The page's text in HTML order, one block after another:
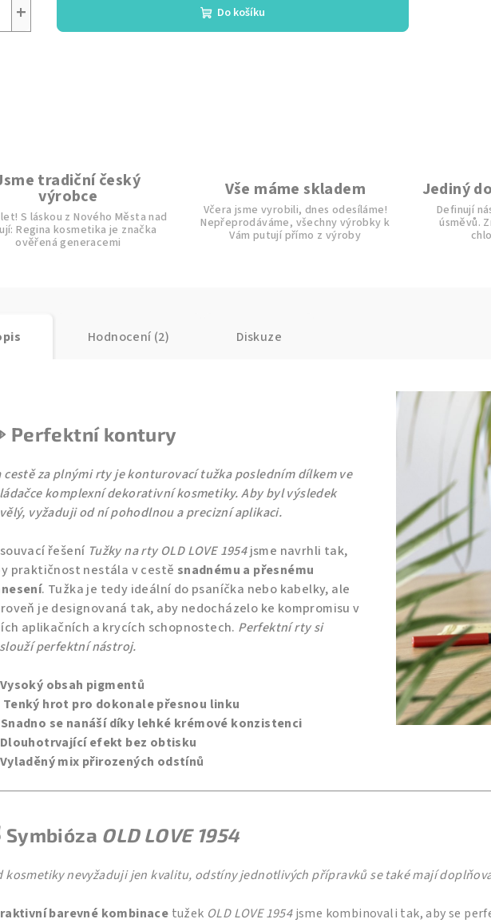
+ Do košíku
tradiční český
výrobce
S láskou z Nového Města nad
Regina kosmetika je značka
ověřená generacemi
Vše máme skladem
Včera jsme vyrobili, dnes odesíláme!
Nepřeprodáváme, všechny výrobky k
Vám putují přímo z výroby
Jediný
Definují
úsměvů.
Hodnocení (2) Diskuze
Perfektní kontury
cestě za plnými rty je konturovací tužka posledním dílkem ve
komplexní dekorativní kosmetiky. Aby byl výsledek
vyžaduji od ní pohodlnou a precizní aplikaci.
řešení Tužky na rty OLD LOVE 1954jsme navrhli tak,
praktičnost nestála v cestě snadnému a přesnému
. Tužka je tedy ideální do psaníčka nebo kabelky, ale
je designovaná tak, aby nedocházelo ke kompromisu v
aplikačních a krycích schopnostech. Perfektní rty si
perfektní nástroj.
obsah pigmentů
hrot pro dokonale přesnou linku
se nanáší díky lehké krémové konzistenci
efekt bez obtisku
mix přirozených odstínů
Symbióza OLD LOVE 1954
kosmetiky nevyžaduji jen kvalitu, odstíny jednotlivých přípravků se také mají
barevné kombinace tužek OLD LOVE 1954jsme kombinovali tak, aby se